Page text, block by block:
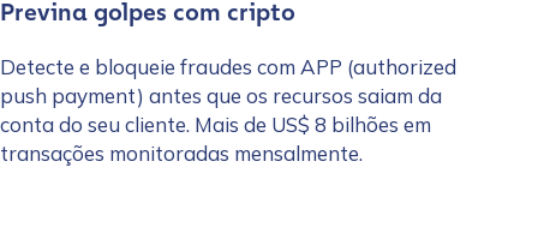
Previna golpes com cripto
Detecte e bloqueie fraudes com APP (authorized
push payment) antes que os recursos saiam da
conta do seu cliente. Mais de US$ 8 bilhões em
transações monitoradas mensalmente.